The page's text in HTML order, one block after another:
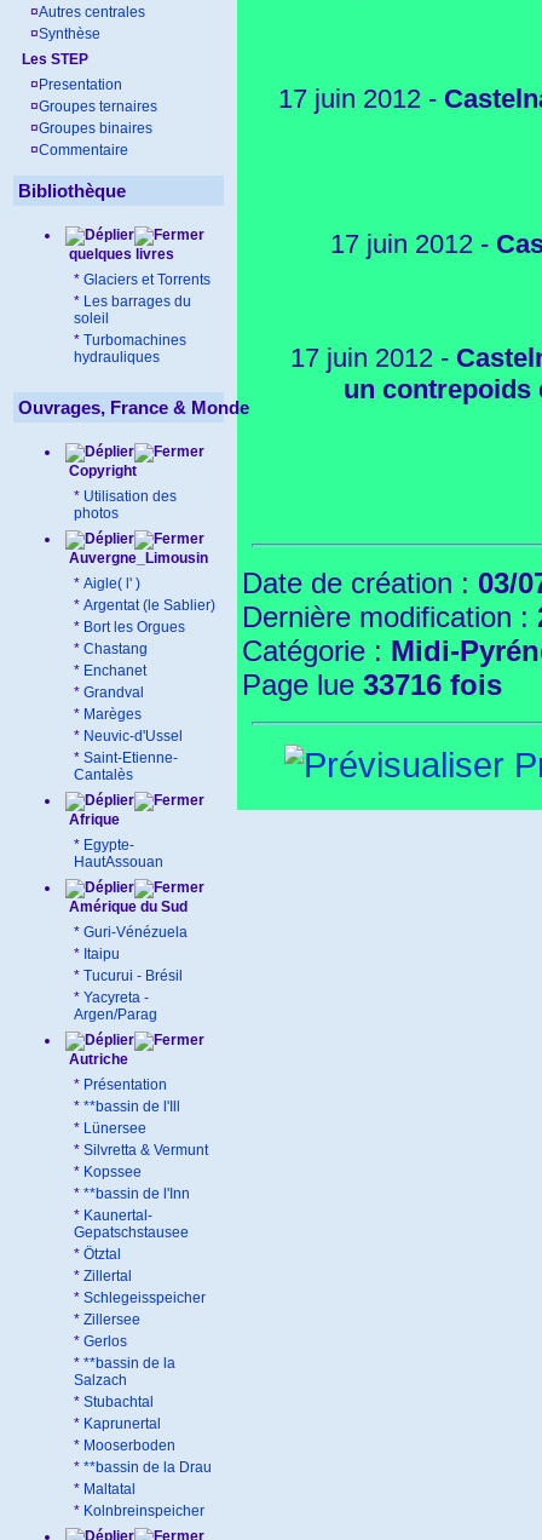
¤Autres centrales
¤Synthèse
Les STEP
¤ Presentation
¤Groupes ternaires
¤Groupes binaires
¤Commentaire
Bibliothèque
quelques livres
* Glaciers et Torrents
* Les barrages du
soleil
* Turbomachines
hydrauliques
Ouvrages, France & Monde
Copyright
* Utilisation des
photos
Auvergne_Limousin
* Aigle( l' )
* Argentat (le Sablier)
* Bort les Orgues
* Chastang
* Enchanet
* Grandval
* Marèges
* Neuvic-d'Ussel
* Saint-Etienne-
Cantalès
Afrique
* Egypte-
HautAssouan
Amérique du Sud
* Guri-Vénézuela
* Itaipu
* Tucurui - Brésil
* Yacyreta -
Argen/Parag
Autriche
* Présentation
* **bassin de l'Ill
* Lünersee
* Silvretta & Vermunt
* Kopssee
* **bassin de l'Inn
* Kaunertal-
Gepatschstausee
* Ötztal
* Zillertal
* Schlegeisspeicher
* Zillersee
* Gerlos
* **bassin de la
Salzach
* Stubachtal
* Kaprunertal
* Mooserboden
* **bassin de la Drau
* Maltatal
* Kolnbreinspeicher
17 juin 2012 -
17 juin 2012 -
17 juin 2012 -
un contrepoids
Date de création : 03/
Dernière modification :
Catégorie : Midi-
Page lue 33716 fois